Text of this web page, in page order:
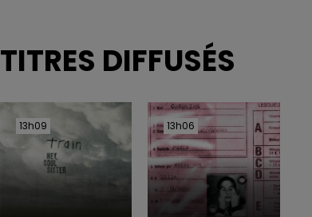
TITRES DIFFUSÉS
13h09
13h09 13h06
13h06